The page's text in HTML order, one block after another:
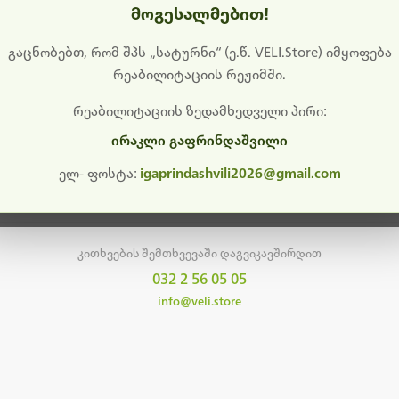
გიხდით შეფერხებისთვის. ამჟამად მიმდინარეობს
განახლება და ტექნიკური სამუშაოები.
მალე ისევ ხელმისაწვდომი იქნება. გმადლობთ მოთმინებისთვის!
მთავარ გვერდზე დაბრუნება
კითხვების შემთხვევაში დაგვიკავშირდით
032 2 56 05 05
info@veli.store
მოგესალმებით!
გაცნობებთ, რომ შპს „სატურნი“ (ე.წ. VELI.Store) იმყოფება
რეაბილიტაციის რეჟიმში.
რეაბილიტაციის ზედამხედველი პირი:
ირაკლი გაფრინდაშვილი
ელ- ფოსტა: igaprindashvili2026@gmail.com